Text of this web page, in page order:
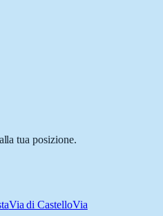
tua posizione.
Via di CastelloVia